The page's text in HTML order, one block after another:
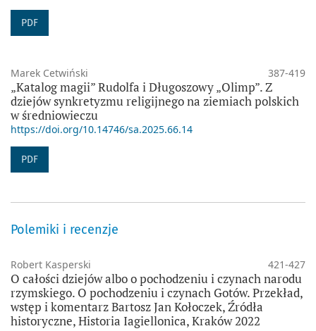
PDF
Marek Cetwiński 387-419
„Katalog magii” Rudolfa i Długoszowy „Olimp”. Z
dziejów synkretyzmu religijnego na ziemiach polskich
w średniowieczu
https://doi.org/10.14746/sa.2025.66.14
PDF
Polemiki i recenzje
Robert Kasperski 421-427
O całości dziejów albo o pochodzeniu i czynach narodu
rzymskiego. O pochodzeniu i czynach Gotów. Przekład,
wstęp i komentarz Bartosz Jan Kołoczek, Źródła
historyczne, Historia Iagiellonica, Kraków 2022